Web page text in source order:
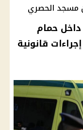
مسجد الحصري
حمام
قانونية